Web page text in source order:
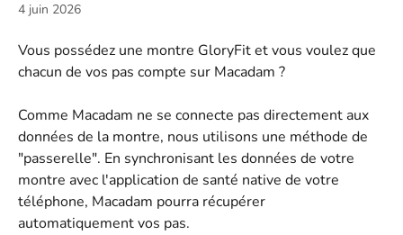
4 juin 2026
Vous possédez une montre GloryFit et vous voulez que
chacun de vos pas compte sur Macadam ?
Comme Macadam ne se connecte pas directement aux
données de la montre, nous utilisons une méthode de
"passerelle". En synchronisant les données de votre
montre avec l'application de santé native de votre
téléphone, Macadam pourra récupérer
automatiquement vos pas.